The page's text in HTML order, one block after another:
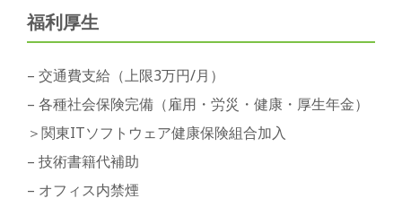
福利厚生
– 交通費支給（上限3万円/月）
– 各種社会保険完備（雇用・労災・健康・厚生年金）
＞関東ITソフトウェア健康保険組合加入
– 技術書籍代補助
– オフィス内禁煙